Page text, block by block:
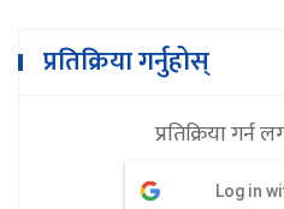
प्रतिक्रिया गर्नुहोस्
प्रतिक्रिया गर्न
Log in